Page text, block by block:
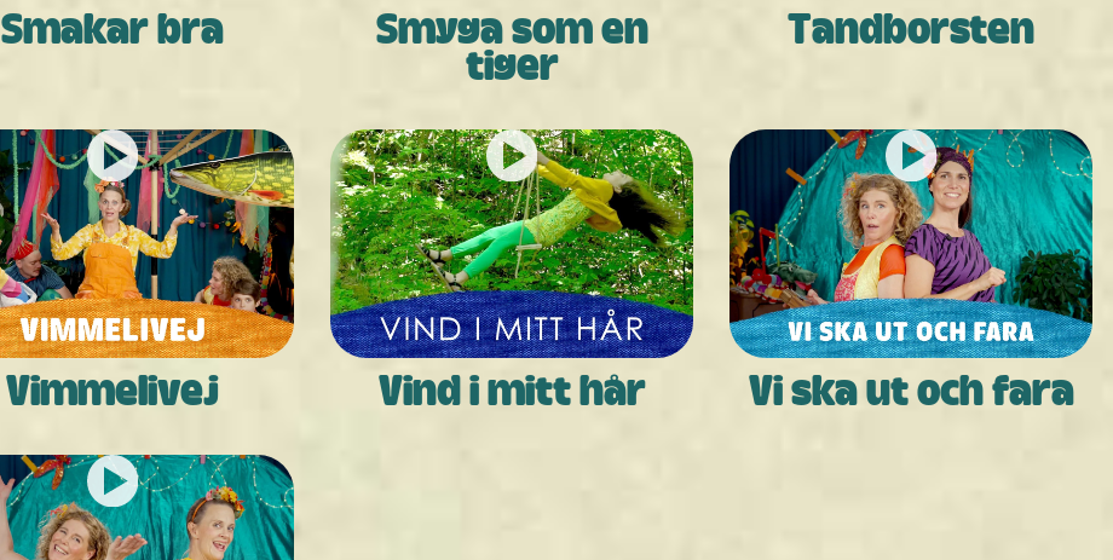
Smakar bra Smyga som en
tiger
Tandborsten
Vimmelivej Vind i mitt hår Vi ska ut och fara